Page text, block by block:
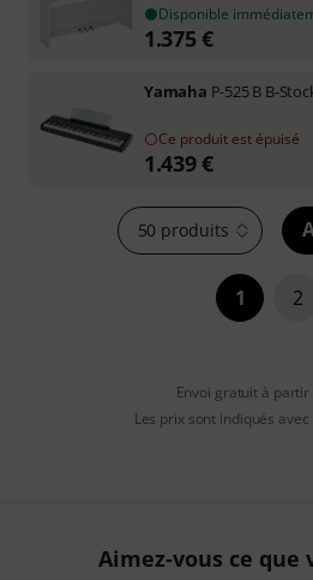
Disponible
1.375€
Yamaha P-525 B B-
Ce produit est épuisé
1.439€
50 produits
1 2
Envoi gratuit à partir
Les prix sont indiqués
Aimez-vous ce que